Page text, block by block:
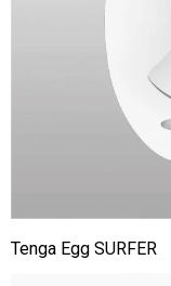
Tenga
Tenga Egg SURFER